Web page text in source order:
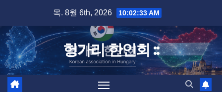
content
목. 8월 6th, 2026 10:02:34 AM
헝가리 한인회 ::